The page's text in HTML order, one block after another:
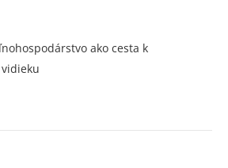
ako cesta k